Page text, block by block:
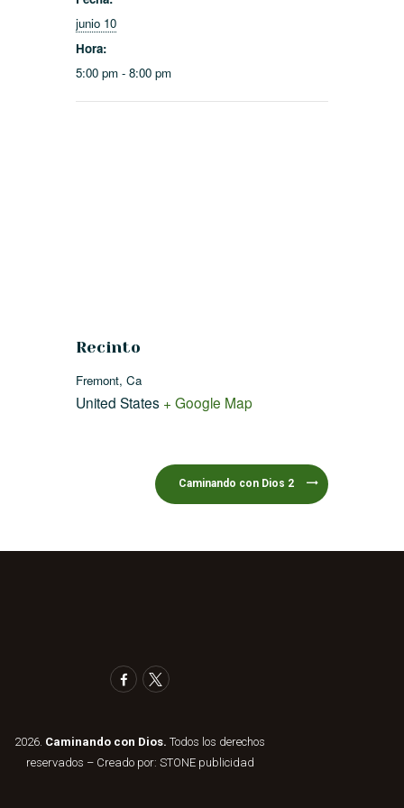
junio 10
Hora:
5:00 pm - 8:00 pm
Recinto
Fremont, Ca
United States + Google Map
Caminando con Dios 2
2026. Caminando con Dios. Todos los derechos
reservados – Creado por: STONE publicidad